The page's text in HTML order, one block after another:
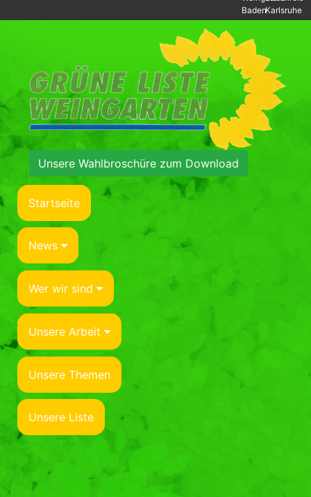
BadenKarlsruhe
Unsere Wahlbroschüre zum Download
Startseite
News
Wer wir sind
Unsere Arbeit
Unsere Themen
Unsere Liste